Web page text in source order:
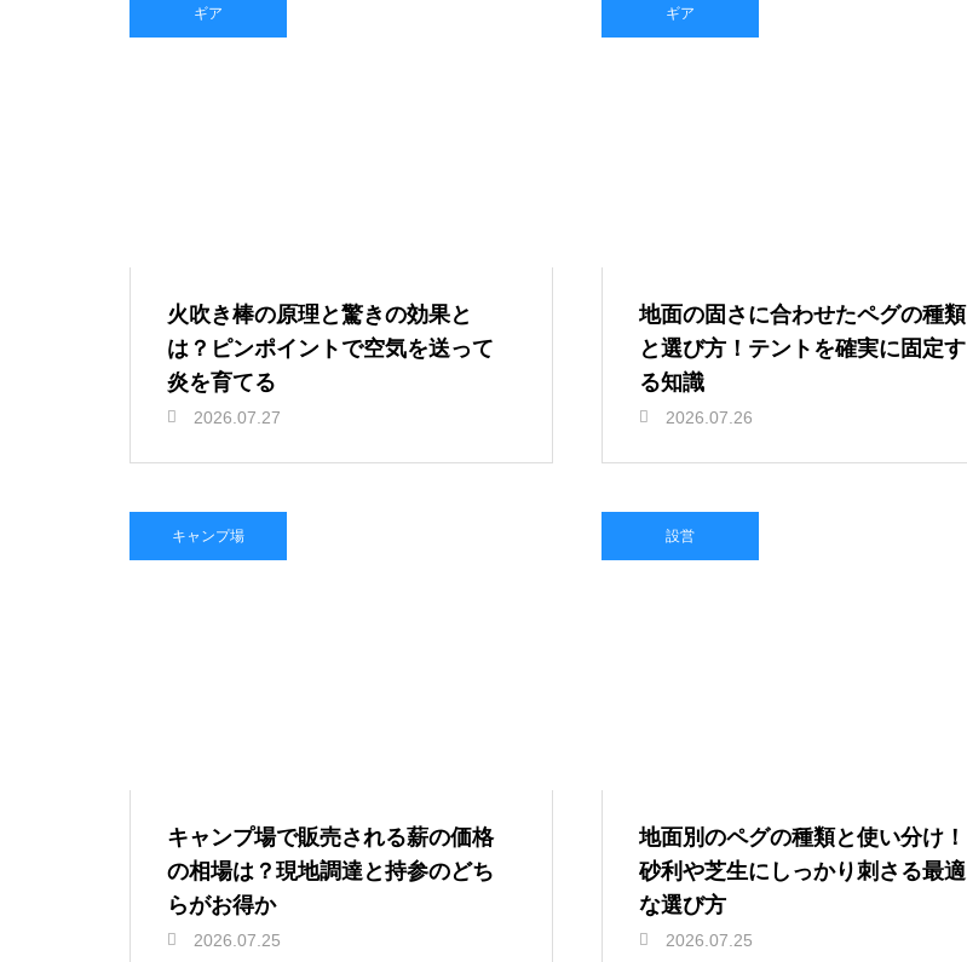
ギア
火吹き棒の原理と驚きの効果と
は？ピンポイントで空気を送って
炎を育てる
2026.07.27
ギア
地面の固さに合わせたペグの種類
と選び方！テントを確実に固定す
る知識
2026.07.26
キャンプ場
キャンプ場で販売される薪の価格
の相場は？現地調達と持参のどち
らがお得か
2026.07.25
設営
地面別のペグの種類と使い分け！
砂利や芝生にしっかり刺さる最適
な選び方
2026.07.25